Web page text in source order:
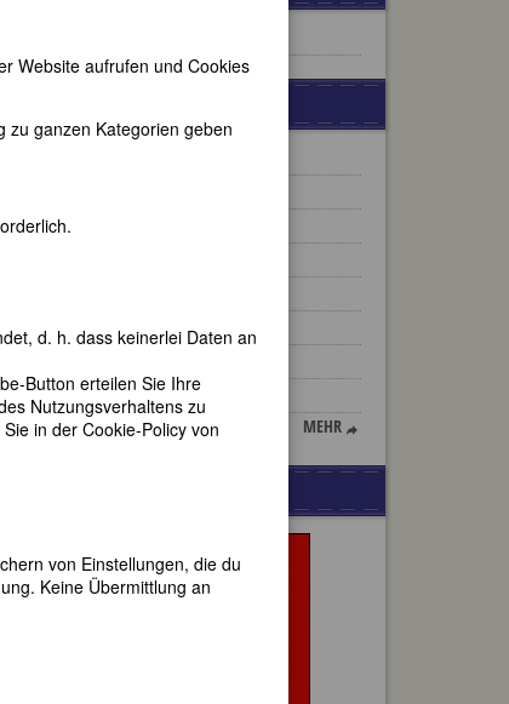
Maria Lazar
Germaine Krull
MEHR
Website aufrufen und Cookies
zu ganzen Kategorien geben
d. h. dass keinerlei Daten an
Button erteilen Sie Ihre
Nutzungsverhaltens zu
in der Cookie-Policy von
von Einstellungen, die du
Keine Übermittlung an